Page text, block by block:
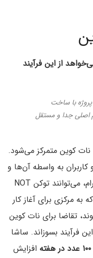
از این فرآیند
با ساخت
اصلی جدا و مستقل
کوین متمرکز می‌شود.
کاربران به واسطه آن‌ها و
از طریق تعامل با بازی‌های جدیدتر تلگرام، می‌توانند توکن NOT
مرکزی برای آغاز کار
تقاضا برای نات کوین
فرآیند بسوزاند. ساشا
افزایش